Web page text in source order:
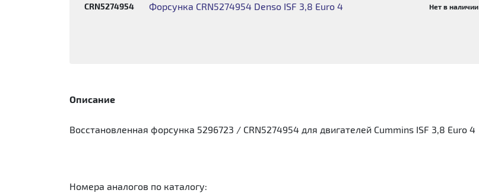
CRN5274954 Форсунка CRN5274954 Denso ISF 3,8 Euro 4 Нет в наличии
Описание
Восстановленная форсунка 5296723 / CRN5274954 для двигателей Cummins ISF 3,8 Euro 4
Номера аналогов по каталогу: